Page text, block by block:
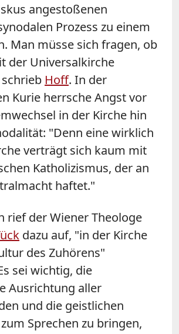
angestoßenen
Prozess zu einem
Man müsse sich fragen, ob
der Universalkirche
Hoff. In der
Kurie herrsche Angst vor
in der Kirche hin
"Denn eine wirklich
verträgt sich kaum mit
Katholizismus, der an
haftet."
rief der Wiener Theologe
dazu auf, "in der Kirche
des Zuhörens"
sei wichtig, die
Ausrichtung aller
und die geistlichen
Sprechen zu bringen,